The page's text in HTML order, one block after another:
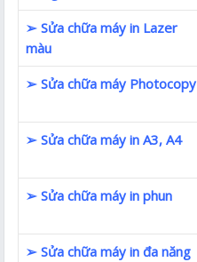
➢ Sửa chữa máy in Lazer
màu
➢ Sửa chữa máy Photocopy
➢ Sửa chữa máy in A3, A4
➢ Sửa chữa máy in phun
➢ Sửa chữa máy in đa năng